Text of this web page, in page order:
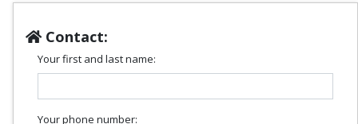
Contact:
Your first and last name:
Your phone number: